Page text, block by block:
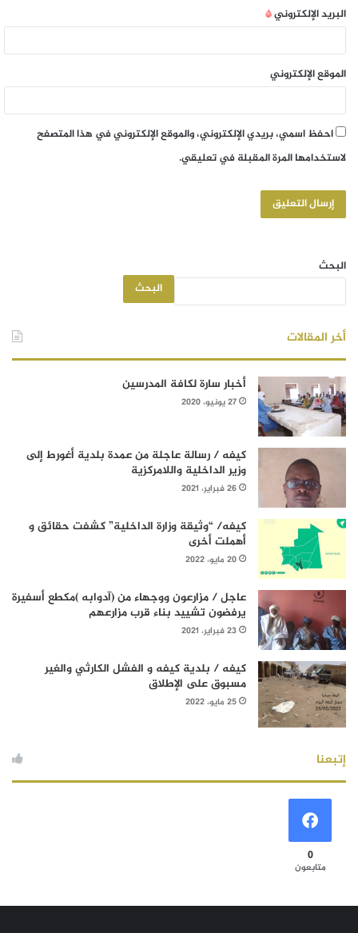
البريد الإلكتروني*
الموقع الإلكتروني
احفظ اسمي، بريدي الإلكتروني، والموقع الإلكتروني في هذا المتصفح
لاستخدامها المرة المقبلة في تعليقي.
البحث
البحث
أخر المقالات
أخبار سارة لكافة المدرسين
27 يونيو، 2020
كيفه / رسالة عاجلة من عمدة بلدية أغورط إلى
وزير الداخلية واللامركزية
26 فبراير، 2021
كيفه/ “وثيقة وزارة الداخلية” كشفت حقائق و
أهملت أخرى
20 مايو، 2022
عاجل / مزارعون ووجهاء من (آدوابه )مكطع أسفيرة
يرفضون تشييد بناء قرب مزارعهم
23 فبراير، 2021
كيفه / بلدية كيفه و الفشل الكارثي والغير
مسبوق على الإطلاق
25 مايو، 2022
إتبعنا
0
متابعون